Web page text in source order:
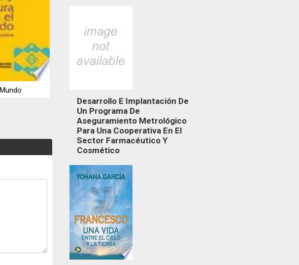
Desarrollo E Implantación De
Un Programa De
Aseguramiento Metrológico
Para Una Cooperativa En El
Sector Farmacéutico Y
Cosmético